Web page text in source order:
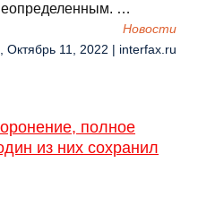
…
Новости
Октябрь 11, 2022 | interfax.ru
полное
из них сохранил